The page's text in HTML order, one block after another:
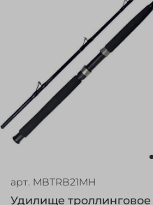
арт. MBTRB21MH
Удилище